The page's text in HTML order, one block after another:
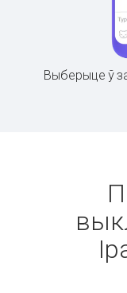
Выберыце ў